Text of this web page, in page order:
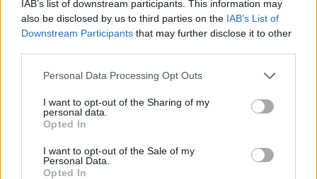
IAB’s list of downstream participants. This information may
also be disclosed by us to third parties on the IAB’s List of
Downstream Participants that may further disclose it to other
Personal Data Processing Opt Outs
I want to opt-out of the Sharing of my
personal data.
Opted In
I want to opt-out of the Sale of my
Personal Data.
Opted In
29/05/2026 11:22